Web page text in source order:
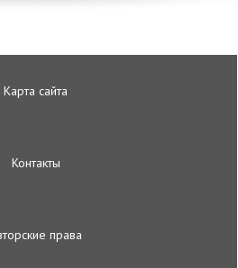
Карта сайта
Контакты
права